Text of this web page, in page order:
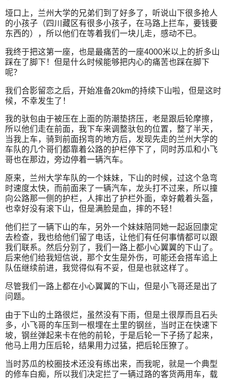
垭口上，兰州大学的兄弟们到了好多了，听说山下很多抢人
的小孩子（四川藏区有很多小孩子，在马路上拦车，要钱要
东西的），所以他们在等着我们一块儿走，感动不已。
我终于把这第一座，也是最痛苦的一座4000米以上的折多山
踩在了脚下！但是什么时候能够把内心的痛苦也踩在脚下
呢？
我们合影留恋之后，开始准备20km的持续下山啦，但是这时
候，不幸发生了！
我的驮包由于被压在上面的防潮垫挤压，老是跟后轮摩擦，
所以他们走在前面，我下车来调整驮包的位置，整了半天，
当我上车，骑到前面拐弯的地方后，发现先走的兰州大学的
车队的几个哥们都靠着公路的护栏停下了，同时苏瓜和小飞
哥也在那边，旁边停着一辆汽车。
原来，兰州大学车队的一个妹妹，下山的时候，过这个急弯
时速度太快，而前面来了一辆汽车，龙头打不过来，所以撞
向公路那一侧的护栏，人摔出了护栏外面，幸好戴着头盔，
也幸好没有滚下山，但是满脸是血，摔的不轻！
他们拦了一辆下山的车，另外一个妹妹陪同她一起返回康定
去检查，我也给他们留了电话，让他们有任何事情都可以跟
我们联系。然后分别了，我们一路上都小心翼翼的下山了。
后来他们给我短信说，那个女生是外伤，可能还会搭车追上
队伍继续前进，我觉得似有不妥，但是也就这样了。
尽管我们一路上都在小心翼翼的下山，但是小飞哥还是出了
问题。
由于下山的土路很烂，虽然没有下雨，但是土很厚而且石头
多，小飞哥的车压到一根埋在土里的钢丝，当时正在快速下
坡，钢丝弹起来卡在他的前轮，于是后轮一下子扬了起来，
他马上用力压后轮，结果用力过猛，把后轮压獠了。
当时苏瓜的校圈技术还没有练出来，而我呢，就是一个典型
的修车白痴，所以我们决定拦了一辆过路的客货两用车，载